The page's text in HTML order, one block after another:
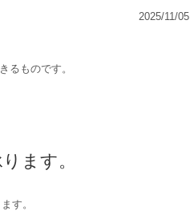
2025/11/05
るものです。
ます。
す。